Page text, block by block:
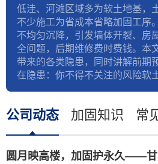
低洼、河滩区域多为软土地基，
不少施工为省成本省略加固工序
不均匀沉降，引发墙体开裂、房
全问题，后期维修费时费钱。本
带来的各类隐患，同时讲解前期
在隐患：你不得不关注的风险软
公司动态 加固知识 常
圆月映高楼，加固护永久——甘肃加固公司祝